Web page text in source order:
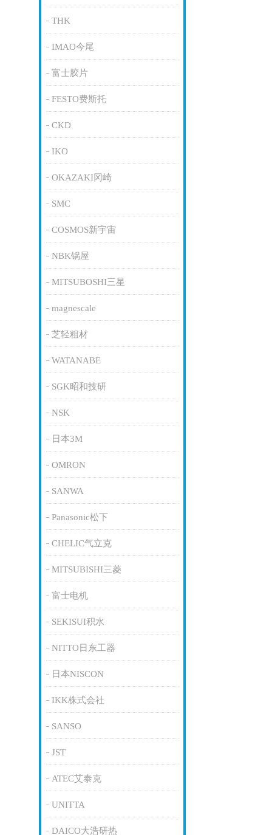
THK
IMAO今尾
富士胶片
FESTO费斯托
CKD
IKO
OKAZAKI冈崎
SMC
COSMOS新宇宙
NBK锅屋
MITSUBOSHI三星
magnescale
芝轻粗材
WATANABE
SGK昭和技研
NSK
日本3M
OMRON
SANWA
Panasonic松下
CHELIC气立克
MITSUBISHI三菱
富士电机
SEKISUI积水
NITTO日东工器
日本NISCON
IKK株式会社
SANSO
JST
ATEC艾泰克
UNITTA
DAICO大浩研热